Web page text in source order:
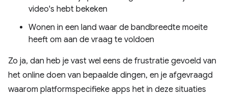
video's hebt bekeken
Wonen in een land waar de bandbreedte moeite
heeft om aan de vraag te voldoen
Zo ja, dan heb je vast wel eens de frustratie gevoeld van
het online doen van bepaalde dingen, en je afgevraagd
waarom platformspecifieke apps het in deze situaties